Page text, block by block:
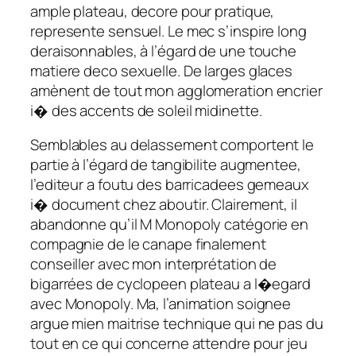
ample plateau, decore pour pratique,
represente sensuel. Le mec s’inspire long
deraisonnables, à l’égard de une touche
matiere deco sexuelle. De larges glaces
amènent de tout mon agglomeration encrier
i� des accents de soleil midinette.
Semblables au delassement comportent le
partie à l’égard de tangibilite augmentee,
l’editeur a foutu des barricadees gemeaux
i� document chez aboutir. Clairement, il
abandonne qu’il M Monopoly catégorie en
compagnie de le canape finalement
conseiller avec mon interprétation de
bigarrées de cyclopeen plateau a l�egard
avec Monopoly. Ma, l’animation soignee
argue mien maitrise technique qui ne pas du
tout en ce qui concerne attendre pour jeu